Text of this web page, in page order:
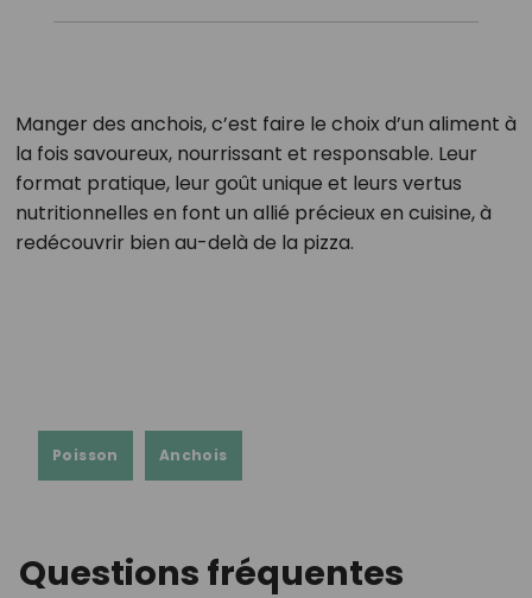
Manger des anchois, c’est faire le choix d’un aliment à
la fois savoureux, nourrissant et responsable. Leur
format pratique, leur goût unique et leurs vertus
nutritionnelles en font un allié précieux en cuisine, à
redécouvrir bien au-delà de la pizza.
Poisson Anchois
Questions fréquentes